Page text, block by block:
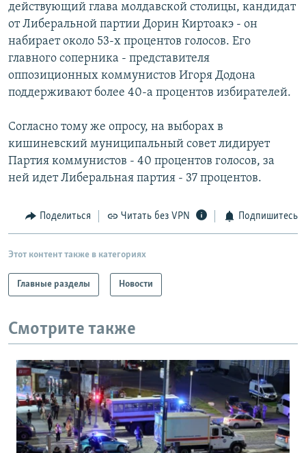
действующий глава молдавской столицы, кандидат
от Либеральной партии Дорин Киртоакэ - он
набирает около 53-х процентов голосов. Его
главного соперника - представителя
оппозиционных коммунистов Игоря Додона
поддерживают более 40-а процентов избирателей.
Согласно тому же опросу, на выборах в
кишиневский муниципальный совет лидирует
Партия коммунистов - 40 процентов голосов, за
ней идет Либеральная партия - 37 процентов.
Поделиться Читать без VPN Подпишитесь
Этот контент также в категориях
Главные разделы Новости
Смотрите также